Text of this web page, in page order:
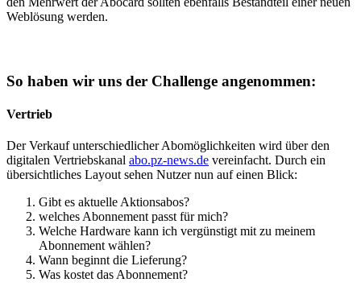
Weblösung werden.
So haben wir uns der Challenge angenommen:
Vertrieb
Der Verkauf unterschiedlicher Abomöglichkeiten wird über den
digitalen Vertriebskanal abo.pz-news.de vereinfacht. Durch ein
übersichtliches Layout sehen Nutzer nun auf einen Blick:
Gibt es aktuelle Aktionsabos?
welches Abonnement passt für mich?
Welche Hardware kann ich vergünstigt mit zu meinem
Abonnement wählen?
Wann beginnt die Lieferung?
Was kostet das Abonnement?